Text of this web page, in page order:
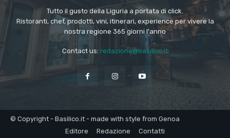
Tutto il gusto della Liguria a portata di click.
Ristoranti, chef, prodotti, vini, itinerari, experience per vivere la
nostra regione 365 giorni l'anno
Contact us: redazione@basilico.it
© Copyright - Basilico.it - made with style from Genoa
Editore
Redazione Contatti